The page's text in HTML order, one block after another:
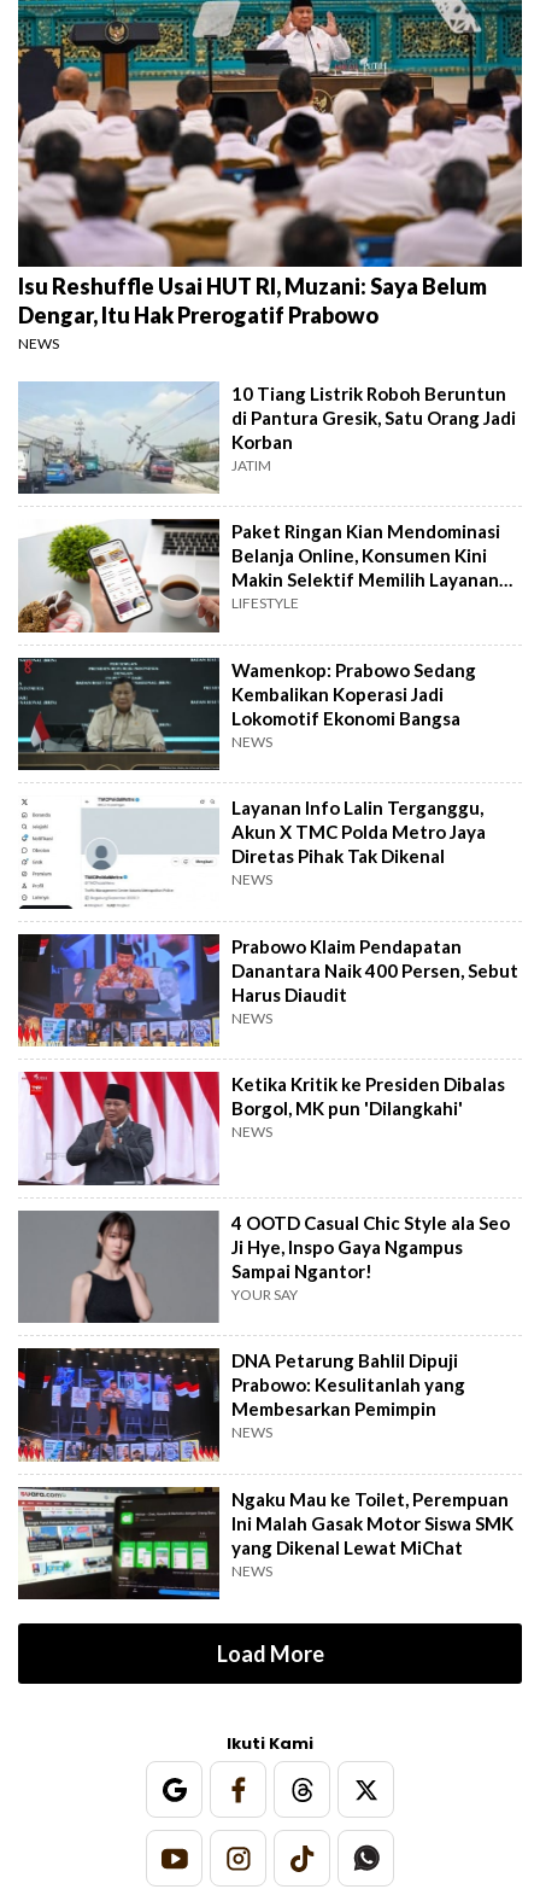
Isu Reshuffle Usai HUT RI, Muzani: Saya Belum
Dengar, Itu Hak Prerogatif Prabowo
NEWS
10 Tiang Listrik Roboh Beruntun
di Pantura Gresik, Satu Orang Jadi
Korban
JATIM
Paket Ringan Kian Mendominasi
Belanja Online, Konsumen Kini
Makin Selektif Memilih Layanan
Kirim
LIFESTYLE
Wamenkop: Prabowo Sedang
Kembalikan Koperasi Jadi
Lokomotif Ekonomi Bangsa
NEWS
Layanan Info Lalin Terganggu,
Akun X TMC Polda Metro Jaya
Diretas Pihak Tak Dikenal
NEWS
Prabowo Klaim Pendapatan
Danantara Naik 400 Persen, Sebut
Harus Diaudit
NEWS
Ketika Kritik ke Presiden Dibalas
Borgol, MK pun 'Dilangkahi'
NEWS
4 OOTD Casual Chic Style ala Seo
Ji Hye, Inspo Gaya Ngampus
Sampai Ngantor!
YOUR SAY
DNA Petarung Bahlil Dipuji
Prabowo: Kesulitanlah yang
Membesarkan Pemimpin
NEWS
Ngaku Mau ke Toilet, Perempuan
Ini Malah Gasak Motor Siswa SMK
yang Dikenal Lewat MiChat
NEWS
Load More
Ikuti Kami